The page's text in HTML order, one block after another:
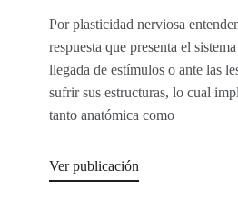
Por plasticidad nerviosa
respuesta que presenta el
llegada de estímulos o ante las
sufrir sus estructuras, lo cual
tanto anatómica como
Ver publicación